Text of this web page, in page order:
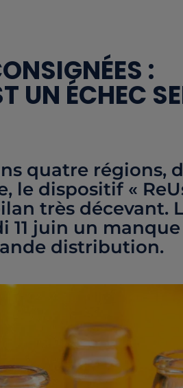
:
UN ÉCHEC
quatre régions,
le dispositif «
très décevant.
11 juin un
distribution.